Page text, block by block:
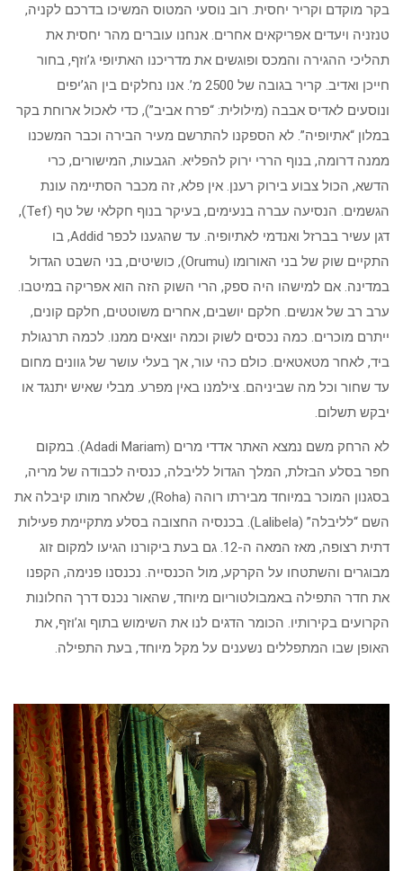
בקר מוקדם וקריר יחסית. רוב נוסעי המטוס המשיכו בדרכם לקניה,
טנזניה ויעדים אפריקאים אחרים. אנחנו עוברים מהר יחסית את
תהליכי ההגירה והמכס ופוגשים את מדריכנו האתיופי ג’וזף, בחור
חייכן ואדיב. קריר בגובה של 2500 מ’. אנו נחלקים בין הג’יפים
ונוסעים לאדיס אבבה (מילולית: “פרח אביב”), כדי לאכול ארוחת בקר
במלון “אתיופיה”. לא הספקנו להתרשם מעיר הבירה וכבר המשכנו
ממנה דרומה, בנוף הררי ירוק להפליא. הגבעות, המישורים, כרי
הדשא, הכול צבוע בירוק רענן. אין פלא, זה מכבר הסתיימה עונת
הגשמים. הנסיעה עברה בנעימים, בעיקר בנוף חקלאי של טף (Tef),
דגן עשיר בברזל ואנדמי לאתיופיה. עד שהגענו לכפר Addid, בו
התקיים שוק של בני האורומו (Orumu), כושיטים, בני השבט הגדול
במדינה. אם למישהו היה ספק, הרי השוק הזה הוא אפריקה במיטבו.
ערב רב של אנשים. חלקם יושבים, אחרים משוטטים, חלקם קונים,
ייתרם מוכרים. כמה נכסים לשוק וכמה יוצאים ממנו. לכמה תרנגולת
ביד, לאחר מטאטאים. כולם כהי עור, אך בעלי עושר של גוונים מחום
עד שחור וכל מה שביניהם. צילמנו באין מפרע. מבלי שאיש יתנגד או
יבקש תשלום.
לא הרחק משם נמצא האתר אדדי מרים (Adadi Mariam). במקום
חפר בסלע הבזלת, המלך הגדול לליבלה, כנסיה לכבודה של מריה,
בסגנון המוכר במיוחד מבירתו רוהה (Roha), שלאחר מותו קיבלה את
השם “לליבלה” (Lalibela). בכנסיה החצובה בסלע מתקיימת פעילות
דתית רצופה, מאז המאה ה-12. גם בעת ביקורנו הגיעו למקום זוג
מבוגרים והשתטחו על הקרקע, מול הכנסייה. נכנסנו פנימה, הקפנו
את חדר התפילה באמבולטוריום מיוחד, שהאור נכנס דרך החלונות
הקרועים בקירותיו. הכומר הדגים לנו את השימוש בתוף וג’וזף, את
האופן שבו המתפללים נשענים על מקל מיוחד, בעת התפילה.